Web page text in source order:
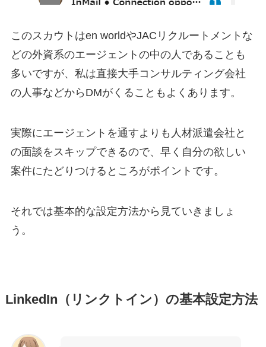
このスカウトはen worldやJACリクルートメントな
どの外資系のエージェントの中の人であることも
多いですが、私は直接大手コンサルティング会社
の人事などからDMがくることもよくあります。
実際にエージェントを通すよりも人材派遣会社と
の面談をスキップできるので、早く自分の欲しい
案件にたどりつけるところがポイントです。
それでは基本的な設定方法から見ていきましょ
う。
LinkedIn（リンクトイン）の基本設定方法